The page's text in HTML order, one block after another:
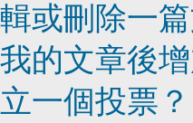
或刪除一
的文章後
一個投票？